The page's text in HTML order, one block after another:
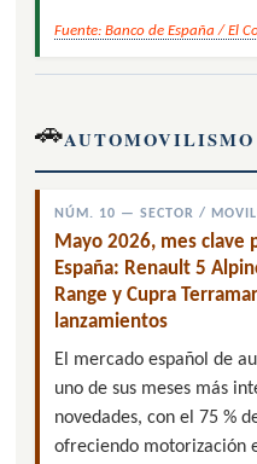
Fuente: Banco de España / El
🚗
NÚM. 10 — SECTOR /
Mayo 2026, mes clave
España: Renault 5
Range y Cupra
lanzamientos
El mercado español de
uno de sus meses más
novedades, con el 75 %
ofreciendo motorización